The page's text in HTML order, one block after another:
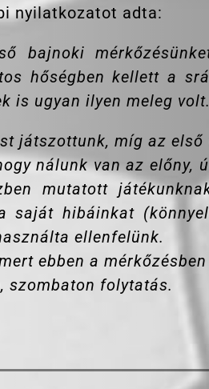
nyilatkozatot adta:
bajnoki
hőségben kellett a
is ugyan ilyen meleg volt.
játszottunk, míg az
nálunk van az
mutatott
saját hibáinkat
ellenfelünk.
ebben a
szombaton folytatás.